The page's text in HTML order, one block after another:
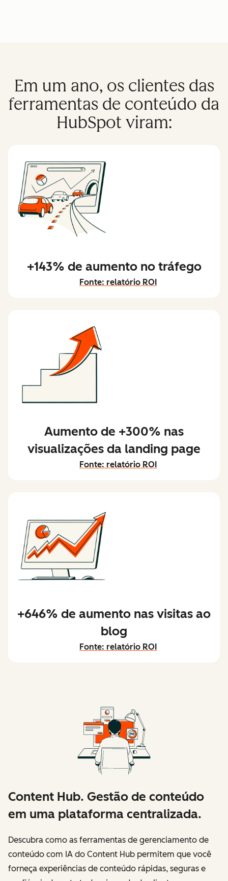
Em um ano, os clientes das
ferramentas de conteúdo da
HubSpot viram:
+143% de aumento no tráfego
Fonte: relatório ROI
Aumento de +300% nas
visualizações da landing page
Fonte: relatório ROI
+646% de aumento nas visitas ao
blog
Fonte: relatório ROI
Content Hub. Gestão de conteúdo
em uma plataforma centralizada.
Descubra como as ferramentas de gerenciamento de
conteúdo com IA do Content Hub permitem que você
forneça experiências de conteúdo rápidas, seguras e